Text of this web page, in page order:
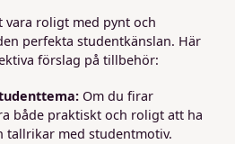
vara roligt med pynt och
perfekta studentkänslan. Här
förslag på tillbehör:
Om du firar
både praktiskt och roligt att ha
tallrikar med studentmotiv.